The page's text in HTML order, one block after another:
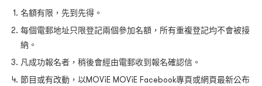
名額有限，先到先得。
每個電郵地址只限登記兩個參加名額，所有重複登記均不會被接
納。
凡成功報名者，稍後會經由電郵收到報名確認信。
節目或有改動，以MOViE MOViE Facebook專頁或網頁最新公布